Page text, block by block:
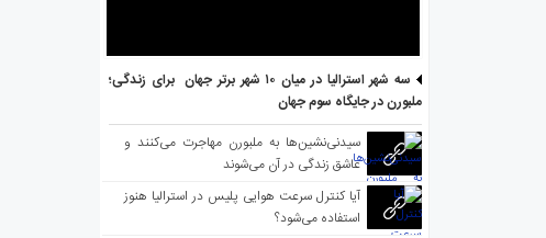
سه شهر استرالیا در میان ۱۰ شهر برتر جهان برای زندگی؛
ملبورن در جایگاه سوم جهان
سیدنی‌نشین‌ها به ملبورن مهاجرت می‌کنند و
عاشق زندگی در آن می‌شوند
آیا کنترل سرعت هوایی پلیس در استرالیا هنوز
استفاده می‌شود؟